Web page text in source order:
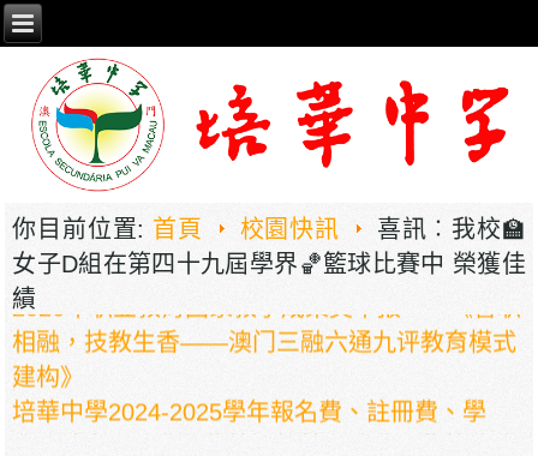
你目前位置: 首頁 校園快訊
喜訊︰我校🏫
女子D組在第四十九屆學界🏀籃球比賽中 榮獲佳
績
2026年职业教育国家教学成果奖申报——《普职
相融，技教生香——澳门三融六通九评教育模式
建构》
培華中學2024-2025學年報名費、註冊費、學
費、補充服務費、學校選擇性服務費及學校代收